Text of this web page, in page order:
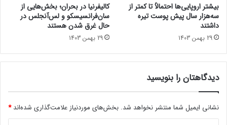
ن
د
!
ا
ه
ت
ب
م
س
م
بیشتر اروپایی‌ها احتمالاً تا کمتر از
سه‌هزار سال پیش پوست تیره
داشتند
29 بهمن 1403
کالیفرنیا در بحران؛ بخش‌هایی از
سان‌فرانسیسکو و لس‌آنجلس در
حال غرق شدن هستند
29 بهمن 1403
دیدگاهتان را بنویسید
نشانی ایمیل شما منتشر نخواهد شد. بخش‌های موردنیاز علامت‌گذاری شده‌اند*